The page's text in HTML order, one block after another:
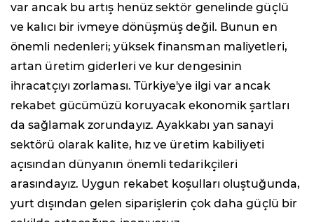
var ancak bu artış henüz sektör genelinde güçlü
ve kalıcı bir ivmeye dönüşmüş değil. Bunun en
önemli nedenleri; yüksek finansman maliyetleri,
artan üretim giderleri ve kur dengesinin
ihracatçıyı zorlaması. Türkiye'ye ilgi var ancak
rekabet gücümüzü koruyacak ekonomik şartları
da sağlamak zorundayız. Ayakkabı yan sanayi
sektörü olarak kalite, hız ve üretim kabiliyeti
açısından dünyanın önemli tedarikçileri
arasındayız. Uygun rekabet koşulları oluştuğunda,
yurt dışından gelen siparişlerin çok daha güçlü bir